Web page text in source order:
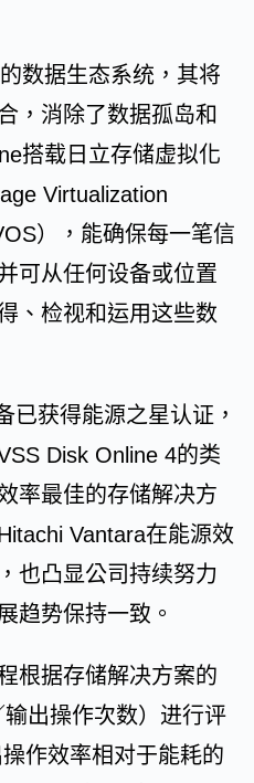
数据生态系统，其将
，消除了数据孤岛和
搭载日立存储虚拟化
Virtualization
），能确保每一笔信
可从任何设备或位置
、检视和运用这些数
已获得能源之星认证，
Disk Online 4的类
率最佳的存储解决方
Vantara在能源效
也凸显公司持续努力
趋势保持一致。
根据存储解决方案的
出操作次数）进行评
作效率相对于能耗的